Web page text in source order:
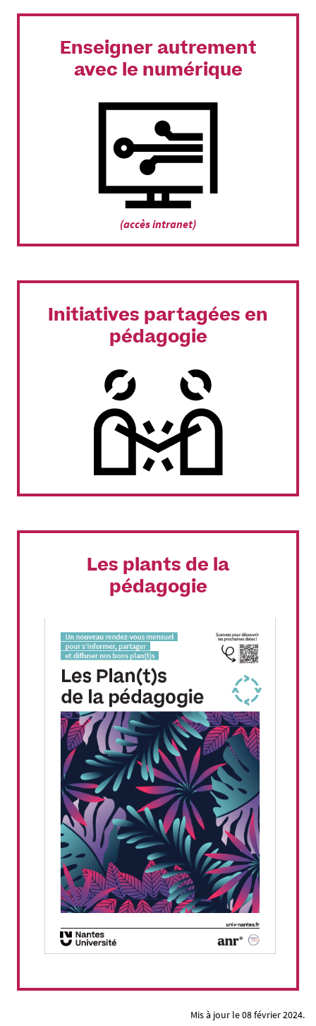
Enseigner autrement
avec le numérique
(accès intranet)
Initiatives partagées en
pédagogie
Les plants de la
pédagogie
Mis à jour le 08 février 2024.